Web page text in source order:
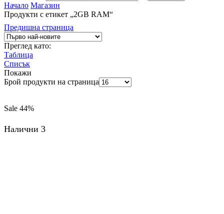
Начало Магазин
Продукти с етикет „2GB RAM“
Предишна страница
Преглед като:
Таблица
Списък
Покажи
Брой продукти на страница
Sale 44%
Налични 3